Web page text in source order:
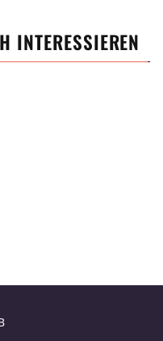
INTERESSIEREN